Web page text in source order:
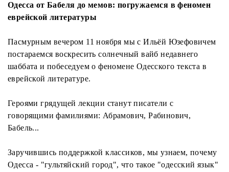
Одесса от Бабеля до мемов: погружаемся в феномен
еврейской литературы
Пасмурным вечером 11 ноября мы с Ильёй Юзефовичем
постараемся воскресить солнечный вайб недавнего
шаббата и побеседуем о феномене Одесского текста в
еврейской литературе.
Героями грядущей лекции станут писатели с
говорящими фамилиями: Абрамович, Рабинович,
Бабель...
Заручившись поддержкой классиков, мы узнаем, почему
Одесса - "гультяйский город", что такое "одесский язык"